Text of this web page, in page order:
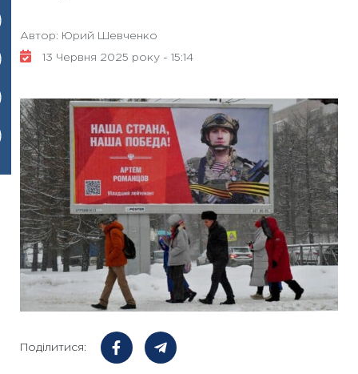
Автор: Юрий Шевченко
13 Червня 2025 року - 15:14
Поділитися: